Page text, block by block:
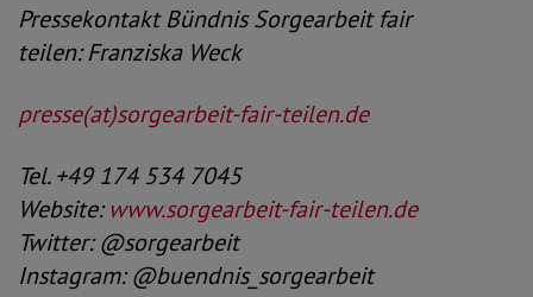
Pressekontakt Bündnis Sorgearbeit fair
teilen: Franziska Weck
presse(at)sorgearbeit-fair-teilen.de
Tel. +49 174 534 7045
Website:www.sorgearbeit-fair-teilen.de
Twitter: @sorgearbeit
Instagram: @buendnis_sorgearbeit